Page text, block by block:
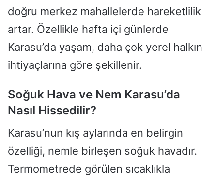
doğru merkez mahallelerde hareketlilik
artar. Özellikle hafta içi günlerde
Karasu’da yaşam, daha çok yerel halkın
ihtiyaçlarına göre şekillenir.
Soğuk Hava ve Nem Karasu’da
Nasıl Hissedilir?
Karasu’nun kış aylarında en belirgin
özelliği, nemle birleşen soğuk havadır.
Termometrede görülen sıcaklıkla